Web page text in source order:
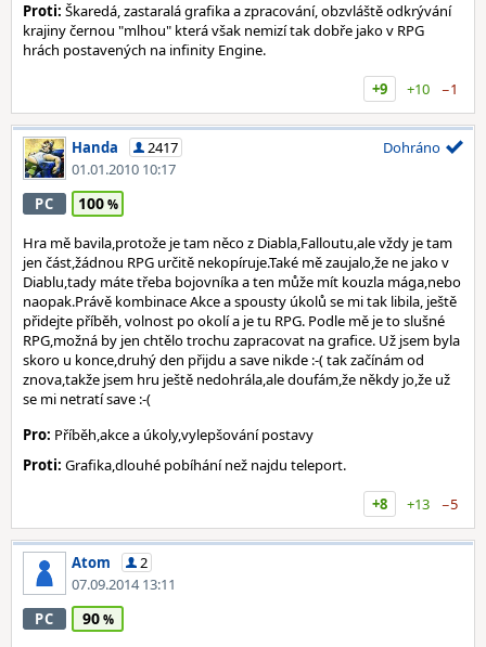
Proti: Škaredá, zastaralá grafika a zpracování, obzvláště odkrývání
krajiny černou "mlhou" která však nemizí tak dobře jako v RPG
hrách postavených na infinity Engine.
+9
+10 −1
Handa
2417
01.01.2010 10:17
Dohráno
PC 100
Hra mě bavila,protože je tam něco z Diabla,Falloutu,ale vždy je tam
jen část,žádnou RPG určitě nekopíruje.Také mě zaujalo,že ne jako v
Diablu,tady máte třeba bojovníka a ten může mít kouzla mága,nebo
naopak.Právě kombinace Akce a spousty úkolů se mi tak libila, ještě
přidejte příběh, volnost po okolí a je tu RPG. Podle mě je to slušné
RPG,možná by jen chtělo trochu zapracovat na grafice. Už jsem byla
skoro u konce,druhý den přijdu a save nikde :-( tak začínám od
znova,takže jsem hru ještě nedohrála,ale doufám,že někdy jo,že už
se mi netratí save :-(
Pro: Příběh,akce a úkoly,vylepšování postavy
Proti: Grafika,dlouhé pobíhání než najdu teleport.
+8
+13 −5
Atom
2
07.09.2014 13:11
PC
90